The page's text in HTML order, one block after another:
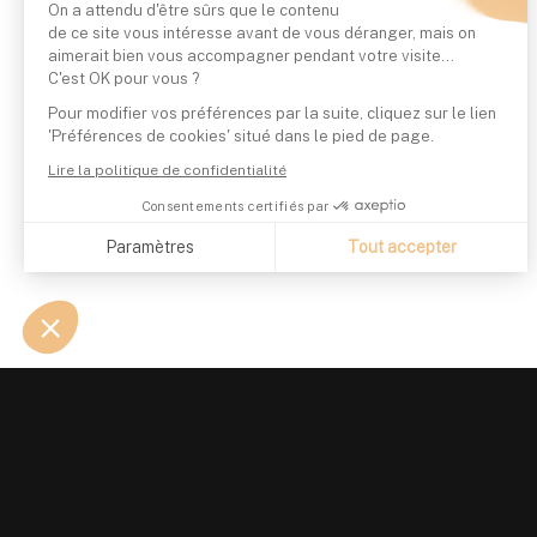
On a attendu d'être sûrs que le contenu
de ce site vous intéresse avant de vous déranger, mais on
aimerait bien vous accompagner pendant votre visite...
C'est OK pour vous ?
Pour modifier vos préférences par la suite, cliquez sur le lien
'Préférences de cookies' situé dans le pied de page.
Lire la politique de confidentialité
Consentements certifiés par
Paramètres Tout accepter
Notre plateforme vous permet d'adapter et de gérer vos